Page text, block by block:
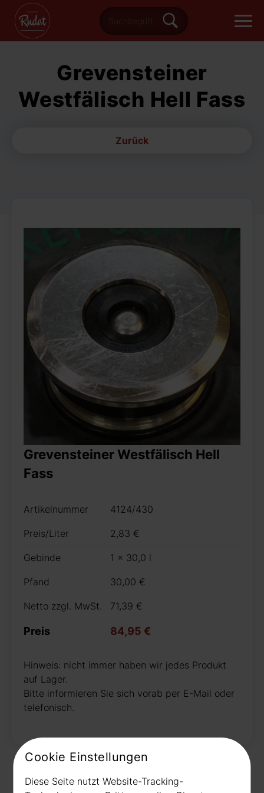
Grevensteiner
Westfälisch Hell Fass
Zurück
Grevensteiner Westfälisch Hell
Fass
Artikelnummer 4124/430
Preis/Liter 2,83 €
Gebinde 1 x 30,0 l
Pfand 30,00 €
Netto zzgl. MwSt. 71,39 €
Preis 84,95 €
Hinweis: nicht immer haben wir jedes Produkt
auf Lager.
Bitte informieren Sie sich vorab per E-Mail oder
telefonisch.
Cookie Einstellungen
Diese Seite nutzt Website-Tracking-